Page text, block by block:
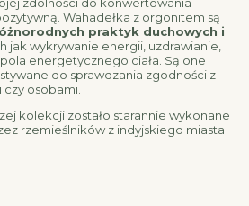
Wahadełka z orgonitem są
óżnorodnych praktyk duchowych i
jak wykrywanie energii, uzdrawianie,
energetycznego ciała. Są one
do sprawdzania zgodności z
osobami.
kolekcji zostało starannie wykonane
rzemieślników z indyjskiego miasta